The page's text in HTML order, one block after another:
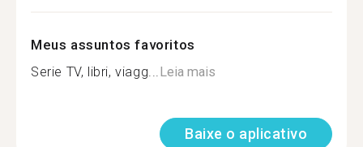
Meus assuntos favoritos
Serie TV, libri, viagg...Leia mais
Baixe o aplicativo